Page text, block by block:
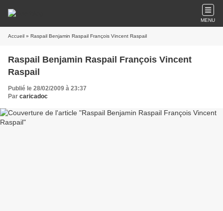
MENU
Accueil » Raspail Benjamin Raspail François Vincent Raspail
Raspail Benjamin Raspail François Vincent
Raspail
Publié le 28/02/2009 à 23:37
Par caricadoc